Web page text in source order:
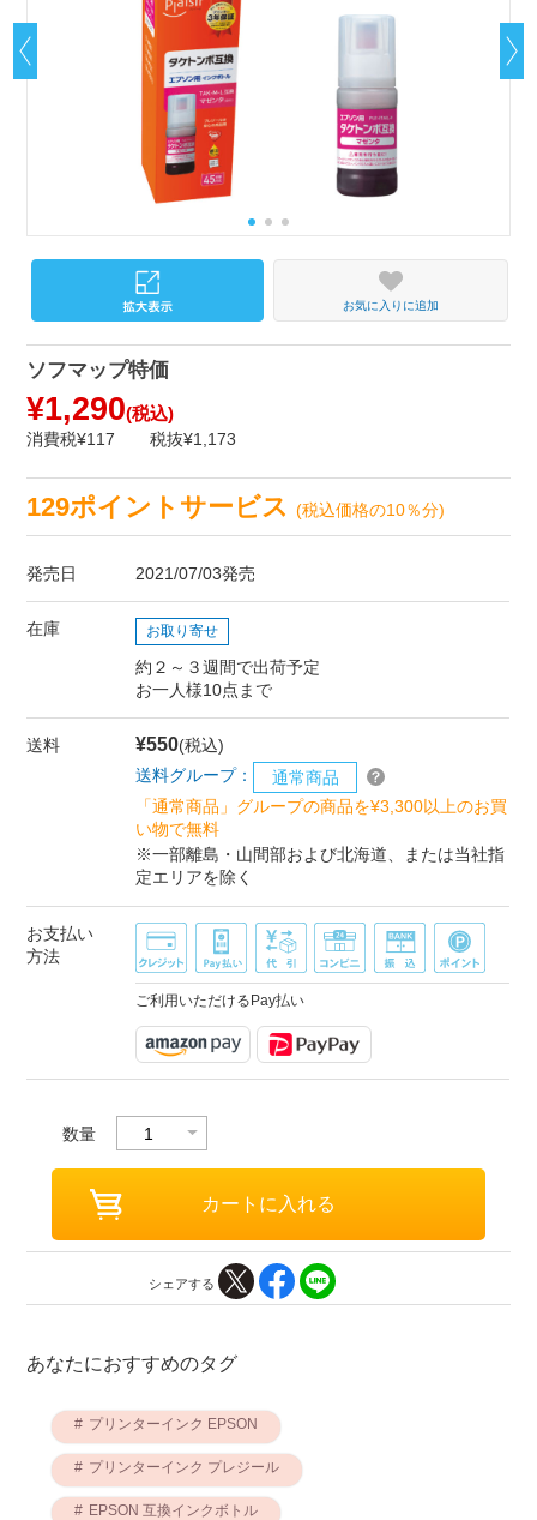
お気に入りに追加
ソフマップ特価
¥1,290(税込)
消費税¥117 税抜¥1,173
129ポイントサービス(税込価格の10％分)
発売日 2021/07/03発売
在庫 お取り寄せ
約２～３週間で出荷予定
お一人様10点まで
送料 ¥550(税込)
送料グループ：
通常商品
「通常商品」グループの商品を¥3,300以上のお買
い物で無料
※一部離島・山間部および北海道、または当社指
定エリアを除く
お支払い
方法
ご利用いただけるPay払い
数量
シェアする
あなたにおすすめのタグ
プリンターインク EPSON
プリンターインク プレジール
EPSON 互換インクボトル